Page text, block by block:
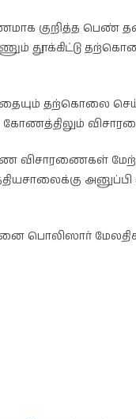
குறித்த பெண்
தூக்கிட்டு
தற்கொலை
விசாரணைகள்
பொலிஸார்